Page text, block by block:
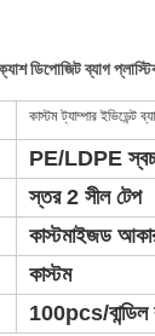
ডিপোজিট ব্যাগ
কাস্টম ট্যাম্পার ইভিডেন্ট
PE/LDPE
স্তর 2 সীল টেপ
কাস্টমাইজড
কাস্টম
100pcs/বান্ডিল